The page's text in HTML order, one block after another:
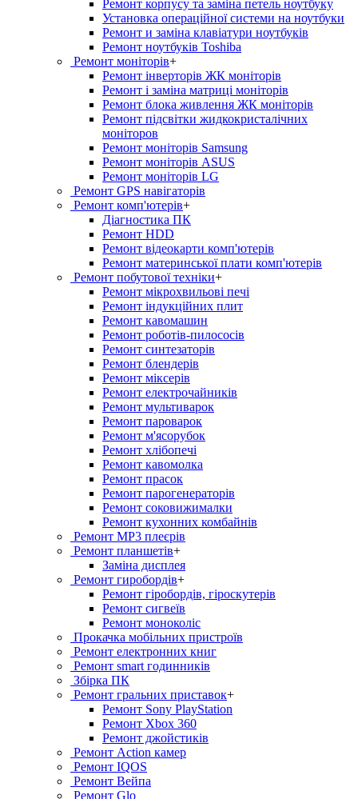
Ремонт корпусу та заміна петель ноутбуку
Установка операційної системи на ноутбуки
Ремонт и заміна клавіатури ноутбуків
Ремонт ноутбуків Toshiba
Ремонт моніторів+
Ремонт інверторів ЖК моніторів
Ремонт і заміна матриці моніторів
Ремонт блока живлення ЖК моніторів
Ремонт підсвітки жидкокристалічних
моніторов
Ремонт моніторів Samsung
Ремонт моніторів ASUS
Ремонт моніторів LG
Ремонт GPS навігаторів
Ремонт комп'ютерів+
Діагностика ПК
Ремонт HDD
Ремонт відеокарти комп'ютерів
Ремонт материнської плати комп'ютерів
Ремонт побутової техніки+
Ремонт мікрохвильові печі
Ремонт індукційних плит
Ремонт кавомашин
Ремонт роботів-пилососів
Ремонт синтезаторів
Ремонт блендерiв
Ремонт мiксерiв
Ремонт електрочайників
Ремонт мультиварок
Ремонт пароварок
Ремонт м'ясорубок
Ремонт хлiбопечi
Ремонт кавомолка
Ремонт прасок
Ремонт парогенераторiв
Ремонт соковижималки
Ремонт кухонних комбайнів
Ремонт MP3 плеєрів
Ремонт планшетів+
Заміна дисплея
Ремонт гиробордiв+
Ремонт гіробордів, гіроскутерів
Ремонт сигвеїв
Ремонт моноколіс
Прокачка мобільних пристроїв
Ремонт електронних книг
Ремонт smart годинників
Збірка ПК
Ремонт гральних приставок+
Ремонт Sony PlayStation
Ремонт Xbox 360
Ремонт джойстиків
Ремонт Action камер
Ремонт IQOS
Ремонт Вейпа
Ремонт Glo